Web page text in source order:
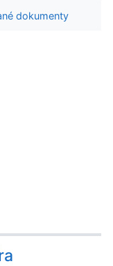
dokumenty